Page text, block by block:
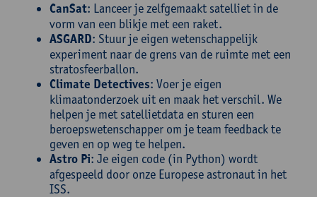
CanSat: Lanceer je zelfgemaakt satelliet in de
vorm van een blikje met een raket.
ASGARD: Stuur je eigen wetenschappelijk
experiment naar de grens van de ruimte met een
stratosfeerballon.
Climate Detectives: Voer je eigen
klimaatonderzoek uit en maak het verschil. We
helpen je met satellietdata en sturen een
beroepswetenschapper om je team feedback te
geven en op weg te helpen.
Astro Pi: Je eigen code (in Python) wordt
afgespeeld door onze Europese astronaut in het
ISS.